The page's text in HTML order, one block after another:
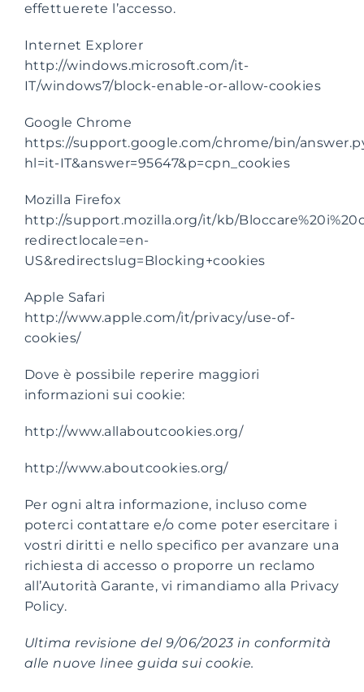
effettuerete l’accesso.
Internet Explorer
http://windows.microsoft.com/it-
IT/windows7/block-enable-or-allow-cookies
Google Chrome
https://support.google.com/chrome/bin/
hl=it-IT&answer=95647&p=cpn_cookies
Mozilla Firefox
http://support.mozilla.org/it/kb/
redirectlocale=en-
US&redirectslug=Blocking+cookies
Apple Safari
http://www.apple.com/it/privacy/use-of-
cookies/
Dove è possibile reperire maggiori
informazioni sui cookie:
http://www.allaboutcookies.org/
http://www.aboutcookies.org/
Per ogni altra informazione, incluso come
poterci contattare e/o come poter esercitare i
vostri diritti e nello specifico per avanzare una
richiesta di accesso o proporre un reclamo
all’Autorità Garante, vi rimandiamo alla Privacy
Policy.
Ultima revisione del 9/06/2023 in conformità
alle nuove linee guida sui cookie.